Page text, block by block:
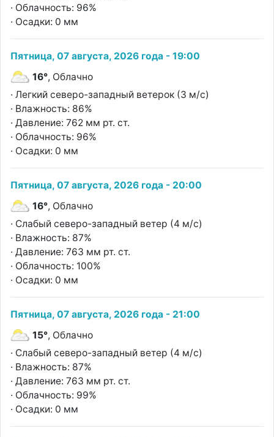
· Облачность: 96%
· Осадки: 0 мм
Пятница, 07 августа, 2026 года - 19:00
16°, Облачно
· Легкий северо-западный ветерок (3 м/с)
· Влажность: 86%
· Давление: 762 мм рт. ст.
· Облачность: 96%
· Осадки: 0 мм
Пятница, 07 августа, 2026 года - 20:00
16°, Облачно
· Слабый северо-западный ветер (4 м/с)
· Влажность: 87%
· Давление: 763 мм рт. ст.
· Облачность: 100%
· Осадки: 0 мм
Пятница, 07 августа, 2026 года - 21:00
15°, Облачно
· Слабый северо-западный ветер (4 м/с)
· Влажность: 87%
· Давление: 763 мм рт. ст.
· Облачность: 99%
· Осадки: 0 мм